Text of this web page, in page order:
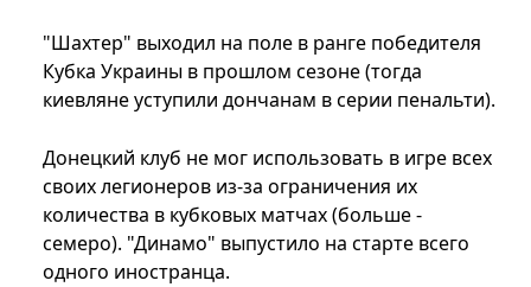
"Шахтер" выходил на поле в ранге победителя
Кубка Украины в прошлом сезоне (тогда
киевляне уступили дончанам в серии пенальти).
Донецкий клуб не мог использовать в игре всех
своих легионеров из-за ограничения их
количества в кубковых матчах (больше -
семеро). "Динамо" выпустило на старте всего
одного иностранца.